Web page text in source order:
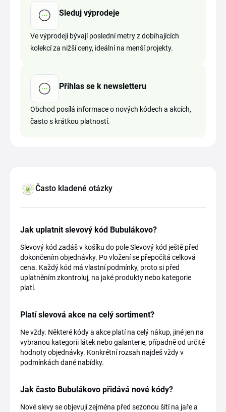
Sleduj výprodeje
Ve výprodeji bývají poslední metry z dobíhajících
kolekcí za nižší ceny, ideální na menší projekty.
Přihlas se k newsletteru
Obchod posílá informace o nových kódech a akcích,
často s krátkou platností.
Často kladené otázky
Jak uplatnit slevový kód Bubulákovo?
Slevový kód zadáš v košíku do pole Slevový kód ještě před
dokončením objednávky. Po vložení se přepočítá celková
cena. Každý kód má vlastní podmínky, proto si před
uplatněním zkontroluj, na jaké produkty nebo kategorie
platí.
Platí slevová akce na celý sortiment?
Ne vždy. Některé kódy a akce platí na celý nákup, jiné jen na
vybranou kategorii látek nebo galanterie, případně od určité
hodnoty objednávky. Konkrétní rozsah najdeš vždy v
podmínkách dané nabídky.
Jak často Bubulákovo přidává nové kódy?
Nové slevy se objevují zejména před sezonou šití na jaře a